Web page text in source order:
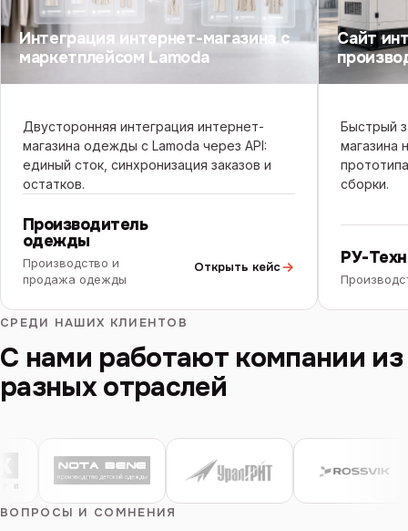
Интеграция интернет-магазина с
маркетплейсом Lamoda
Двусторонняя интеграция интернет-
магазина одежды с Lamoda через API:
единый сток, синхронизация заказов и
остатков.
Производитель
одежды
Производство и
продажа одежды
Открыть кейс
Сайт
Быстрый
магазина
сборки.
РУ-
СРЕДИ НАШИХ КЛИЕНТОВ
С нами работают компании из
разных отраслей
ВОПРОСЫ И СОМНЕНИЯ